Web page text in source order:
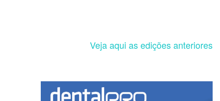
Veja aqui as edições anteriores